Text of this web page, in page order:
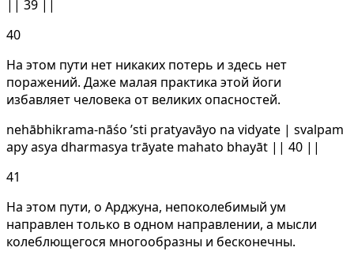
|| 39 ||
40
На этом пути нет никаких потерь и здесь нет
поражений. Даже малая практика этой йоги
избавляет человека от великих опасностей.
nehābhikrama-nāśo ’sti pratyavāyo na vidyate | svalpam
apy asya dharmasya trāyate mahato bhayāt || 40 ||
41
На этом пути, о Арджуна, непоколебимый ум
направлен только в одном направлении, а мысли
колеблющегося многообразны и бесконечны.